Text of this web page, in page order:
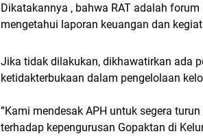
Dikatakannya , bahwa RAT adalah
mengetahui laporan keuangan dan
Jika tidak dilakukan, dikhawatirkan ada
ketidakterbukaan dalam pengelolaan
”Kami mendesak APH untuk segera
terhadap kepengurusan Gopaktan di